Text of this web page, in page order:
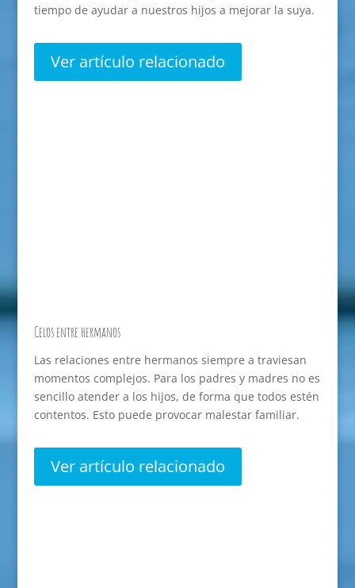
tiempo de ayudar a nuestros hijos a mejorar la suya.
Ver artículo relacionado
Celos entre hermanos
Las relaciones entre hermanos siempre a traviesan
momentos complejos. Para los padres y madres no es
sencillo atender a los hijos, de forma que todos estén
contentos. Esto puede provocar malestar familiar.
Ver artículo relacionado